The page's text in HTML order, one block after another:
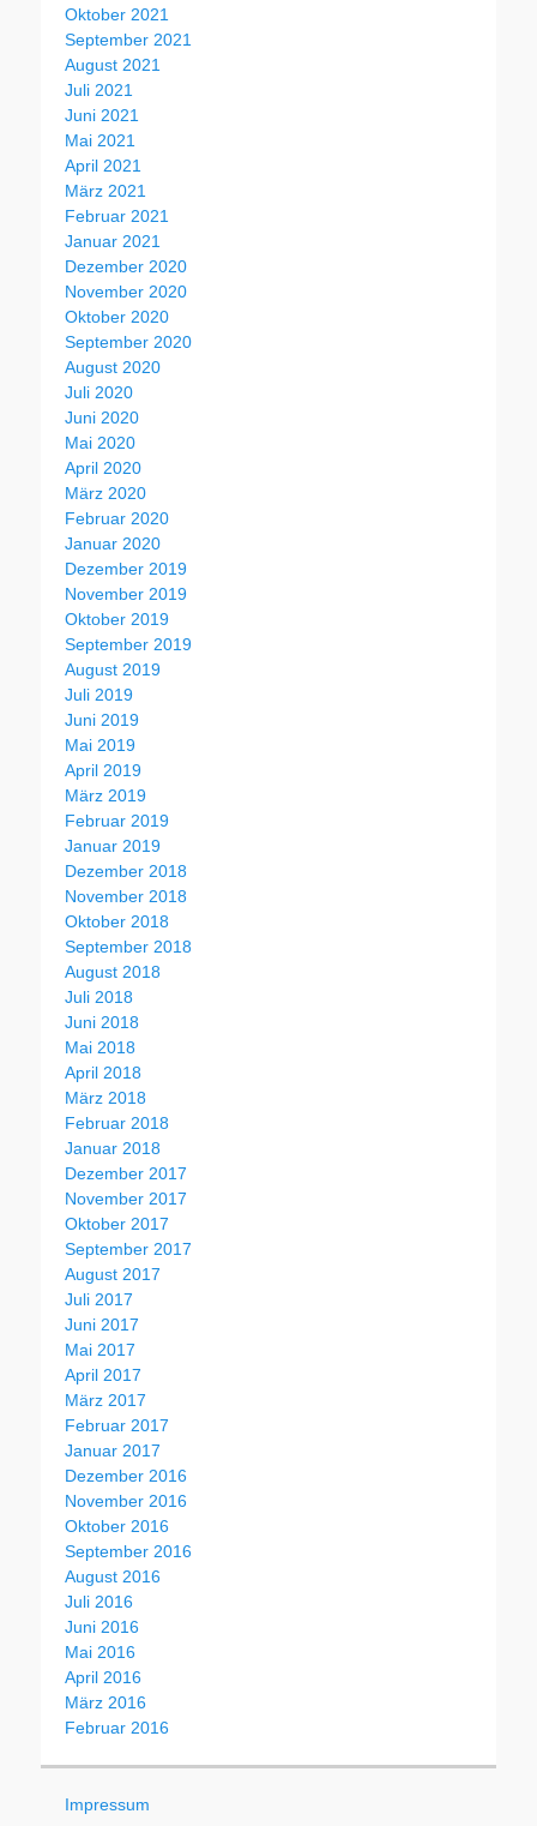
Oktober 2021
September 2021
August 2021
Juli 2021
Juni 2021
Mai 2021
April 2021
März 2021
Februar 2021
Januar 2021
Dezember 2020
November 2020
Oktober 2020
September 2020
August 2020
Juli 2020
Juni 2020
Mai 2020
April 2020
März 2020
Februar 2020
Januar 2020
Dezember 2019
November 2019
Oktober 2019
September 2019
August 2019
Juli 2019
Juni 2019
Mai 2019
April 2019
März 2019
Februar 2019
Januar 2019
Dezember 2018
November 2018
Oktober 2018
September 2018
August 2018
Juli 2018
Juni 2018
Mai 2018
April 2018
März 2018
Februar 2018
Januar 2018
Dezember 2017
November 2017
Oktober 2017
September 2017
August 2017
Juli 2017
Juni 2017
Mai 2017
April 2017
März 2017
Februar 2017
Januar 2017
Dezember 2016
November 2016
Oktober 2016
September 2016
August 2016
Juli 2016
Juni 2016
Mai 2016
April 2016
März 2016
Februar 2016
Impressum